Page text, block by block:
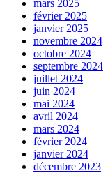
mars 2025
février 2025
janvier 2025
novembre 2024
octobre 2024
septembre 2024
juillet 2024
juin 2024
mai 2024
avril 2024
mars 2024
février 2024
janvier 2024
décembre 2023